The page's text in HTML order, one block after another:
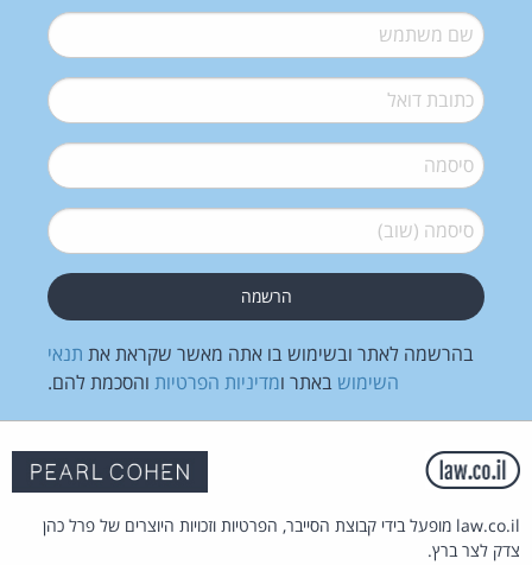
שם משתמש*
דואל*
סיסמה*
סיסמה (שוב)*
בהרשמה לאתר ובשימוש בו אתה מאשר שקראת את תנאי
השימוש באתר ומדיניות הפרטיות והסכמת להם.
law.co.il מופעל בידי קבוצת הסייבר, הפרטיות וזכויות היוצרים של פרל כהן
צדק לצר ברץ.